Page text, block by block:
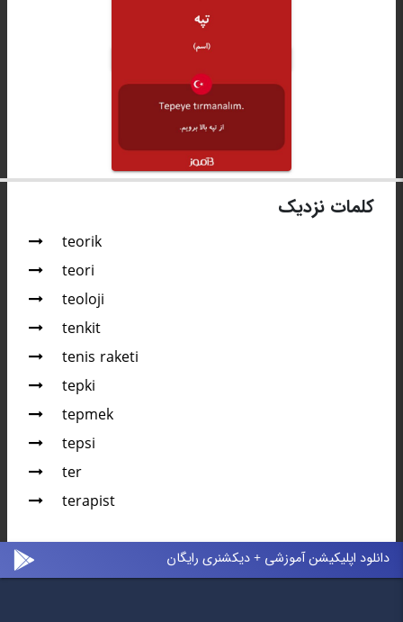
کلمات نزدیک
teorik
teori
teoloji
tenkit
tenis raketi
tepki
tepmek
tepsi
ter
terapist
دانلود اپلیکیشن آموزشی + دیکشنری رایگان